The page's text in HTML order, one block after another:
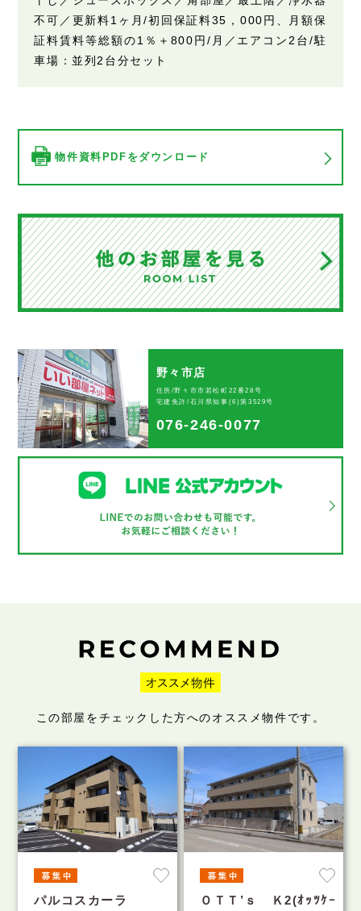
不可／更新料1ヶ月/初回保証料35，000円、月額保
証料賃料等総額の1％＋800円/月／エアコン2台/駐
車場：並列2台分セット
物件資料PDFをダウンロード
野々市店
住所/野々市市若松町22番28号
宅建免許/石川県知事(6)第3529号
076-246-0077
この部屋をチェックした方へのオススメ物件です。
パルコスカーラ
ＯＴＴ’ｓ Ｋ2(ｵｯﾂｹｰ